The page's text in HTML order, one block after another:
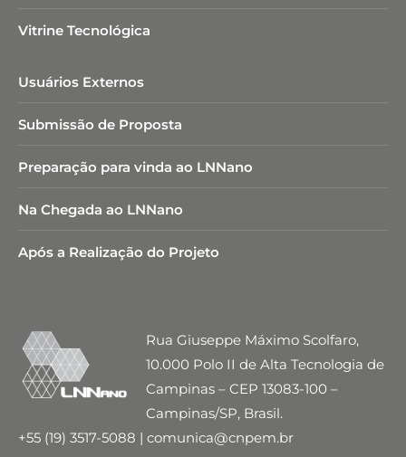
Vitrine Tecnológica
Usuários Externos
Submissão de Proposta
Preparação para vinda ao LNNano
Na Chegada ao LNNano
Após a Realização do Projeto
Rua Giuseppe Máximo Scolfaro,
10.000 Polo II de Alta Tecnologia de
Campinas – CEP 13083-100 –
Campinas/SP, Brasil.
+55 (19) 3517-5088 | comunica@cnpem.br